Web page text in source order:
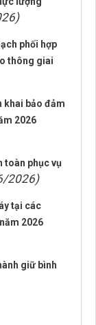
phối hợp
thông giai
khai bảo đảm
2026
toàn phục vụ
2026)
tại các
2026
giữ bình